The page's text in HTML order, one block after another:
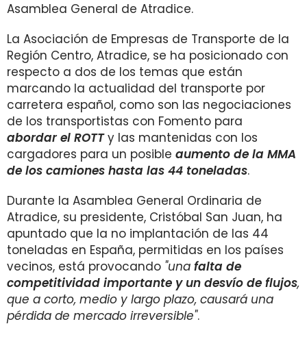
Asamblea General de Atradice.
La Asociación de Empresas de Transporte de la
Región Centro, Atradice, se ha posicionado con
respecto a dos de los temas que están
marcando la actualidad del transporte por
carretera español, como son las negociaciones
de los transportistas con Fomento para
abordar el ROTTy las mantenidas con los
cargadores para un posible aumento de la MMA
de los camiones hasta las 44 toneladas.
Durante la Asamblea General Ordinaria de
Atradice, su presidente, Cristóbal San Juan, ha
apuntado que la no implantación de las 44
toneladas en España, permitidas en los países
vecinos, está provocando "una falta de
competitividad importante y un desvío de flujos,
que a corto, medio y largo plazo, causará una
pérdida de mercado irreversible".